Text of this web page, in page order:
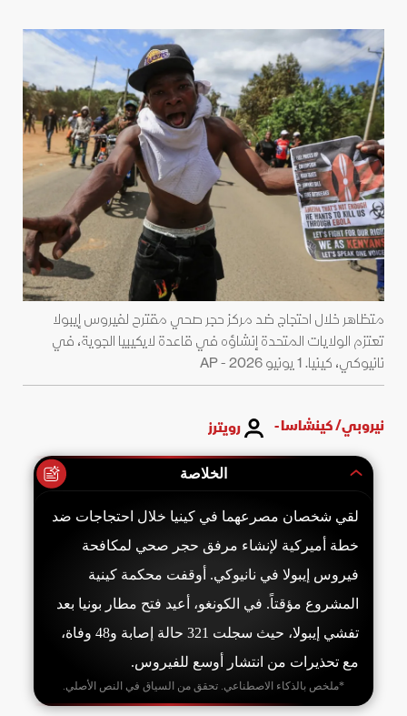
متظاهر خلال احتجاج ضد مركز حجر صحي مقترح لفيروس إيبولا
تعتزم الولايات المتحدة إنشاؤه في قاعدة لايكيبيا الجوية، في
نانيوكي، كينيا. 1 يونيو 2026 - AP
نيروبي/ كينشاسا - رويترز
الخلاصة
لقي شخصان مصرعهما في كينيا خلال احتجاجات ضد
خطة أميركية لإنشاء مرفق حجر صحي لمكافحة
فيروس إيبولا في نانيوكي. أوقفت محكمة كينية
المشروع مؤقتاً. في الكونغو، أعيد فتح مطار بونيا بعد
تفشي إيبولا، حيث سجلت 321 حالة إصابة و48 وفاة،
مع تحذيرات من انتشار أوسع للفيروس.
*ملخص بالذكاء الاصطناعي. تحقق من السياق في النص الأصلي.